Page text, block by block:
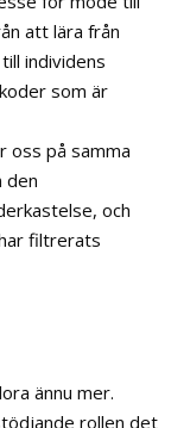
att lära från
individens
som är
oss på samma
den
och
filtrerats
ännu mer.
rollen det